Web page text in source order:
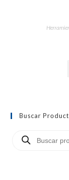
Buscar